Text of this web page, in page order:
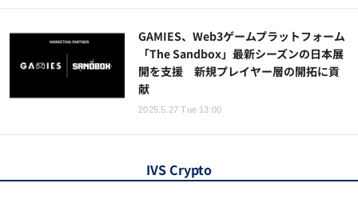
GAMIES、Web3ゲームプラットフォーム
「The Sandbox」最新シーズンの日本展
開を支援 新規プレイヤー層の開拓に貢
献
2025.5.27 Tue 13:00
IVS Crypto